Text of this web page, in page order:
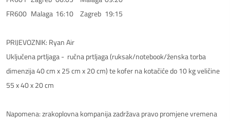
FR600	Malaga	16:10	Zagreb	19:15
PRIJEVOZNIK: Ryan Air
Uključena prtljaga -  ručna prtljaga (ruksak/notebook/ženska torba
dimenzija 40 cm x 25 cm x 20 cm) te kofer na kotačiće do 10 kg veličine
55 x 40 x 20 cm
Napomena: zrakoplovna kompanija zadržava pravo promjene vremena